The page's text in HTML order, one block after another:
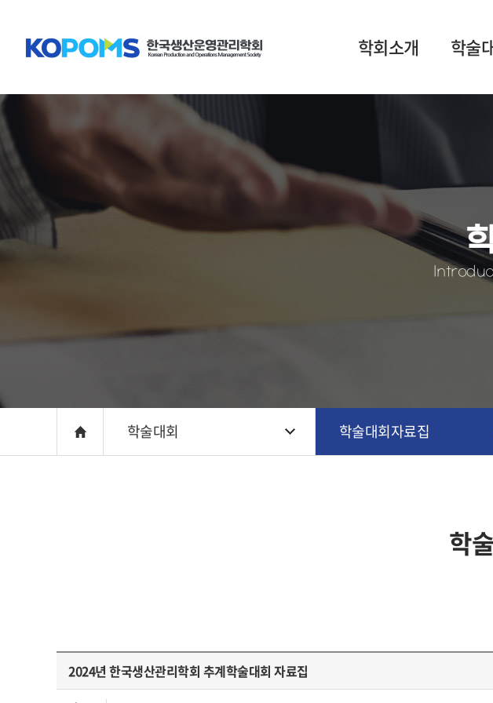
학회소개 학술
학술대회 학술대회자료집
학
2024년 한국생산관리학회 추계학술대회 자료집